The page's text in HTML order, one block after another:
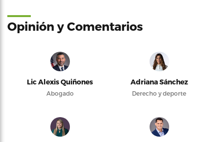
Opinión y Comentarios
Lic Alexis Quiñones
Abogado
Adriana Sánchez
Derecho y deporte